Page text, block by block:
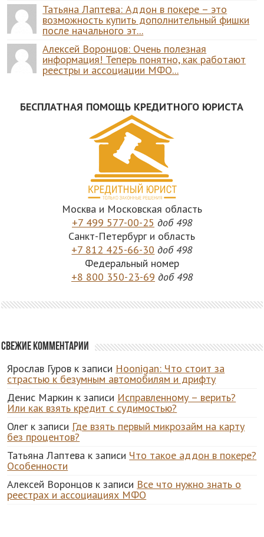
Татьяна Лаптева: Аддон в покере – это
возможность купить дополнительный фишки
после начального эт...
Алексей Воронцов: Очень полезная
информация! Теперь понятно, как работают
реестры и ассоциации МФО...
БЕСПЛАТНАЯ ПОМОЩЬ КРЕДИТНОГО ЮРИСТА
Москва и Московская область
+7 499 577-00-25 доб 498
Санкт-Петербург и область
+7 812 425-66-30 доб 498
Федеральный номер
+8 800 350-23-69 доб 498
Свежие комментарии
Ярослав Гуров к записи Hoonigan: Что стоит за
страстью к безумным автомобилям и дрифту
Денис Маркин к записи Исправленному – верить?
Или как взять кредит с судимостью?
Олегк записи Где взять первый микрозайм на карту
без процентов?
Татьяна Лаптева к записи Что такое аддон в покере?
Особенности
Алексей Воронцов к записи Все что нужно знать о
реестрах и ассоциациях МФО